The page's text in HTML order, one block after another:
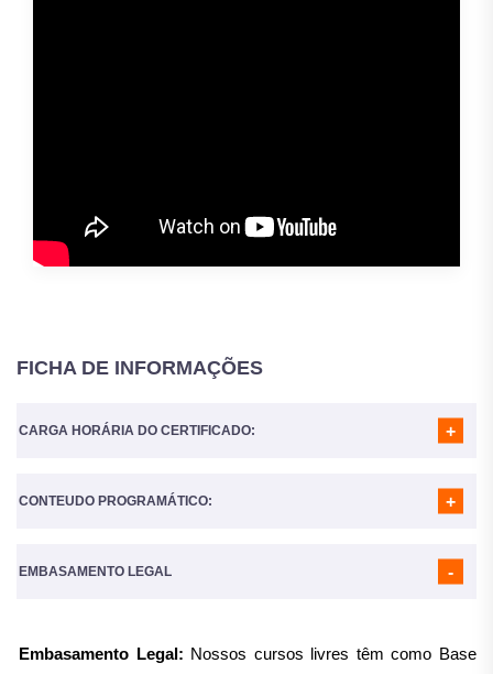
FICHA DE INFORMAÇÕES
CARGA HORÁRIA DO CERTIFICADO:
CONTEUDO PROGRAMÁTICO:
BÁSICA
PROCESSO DE MATRICIAMENTO
EMBASAMENTO LEGAL
Embasamento Legal: Nossos cursos livres têm como Base